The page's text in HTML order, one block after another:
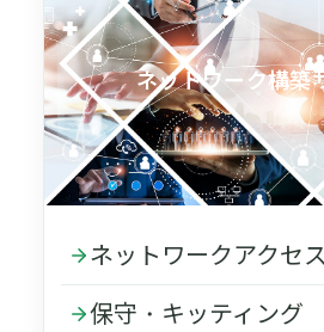
ネットワーク構築
ネットワークアクセ
保守・キッティング